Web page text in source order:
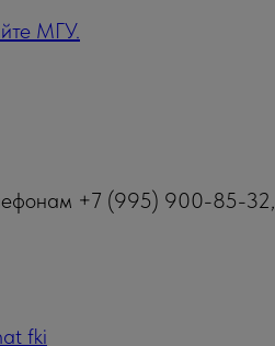
МГУ.
+7 (995) 900-85-32,